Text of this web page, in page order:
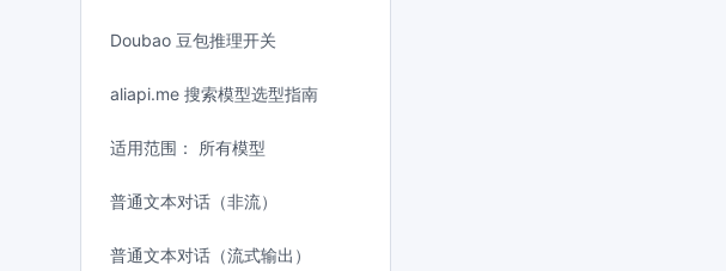
Doubao 豆包推理开关
aliapi.me 搜索模型选型指南
适用范围： 所有模型
普通文本对话（非流）
普通文本对话（流式输出）